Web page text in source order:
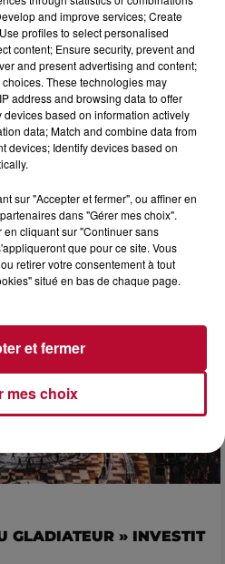
MJC DE MARSEILLAN
GLADIATEUR » INVESTIT
and improve services; Create
profiles to select personalised
content; Ensure security, prevent and
and present advertising and content;
These technologies may
address and browsing data to offer
based on information actively
data; Match and combine data from
devices; Identify devices based on
sur "Accepter et fermer", ou affiner en
dans "Gérer mes choix".
cliquant sur "Continuer sans
que pour ce site. Vous
retirer votre consentement à tout
situé en bas de chaque page.
mes choix
et fermer